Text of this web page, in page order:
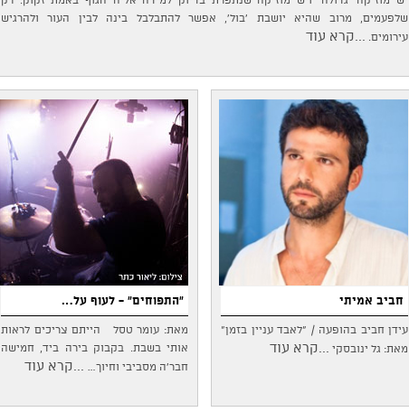
שלפעמים, מרוב שהיא יושבת 'בול', אפשר להתבלבל בינה לבין העור ולהרגיש
עירומים.
...קרא עוד
חביב אמיתי
עידן חביב בהופעה / "לאבד עניין בזמן"
מאת: גל ינובסקי
...קרא עוד
"התפוחים" - לעוף על…
מאת: עומר טסל הייתם צריכים לראות
אותי בשבת. בקבוק בירה ביד, חמישה
חבר'ה מסביבי וחיוך…
...קרא עוד